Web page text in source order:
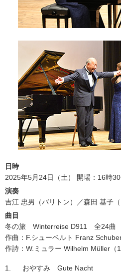
日時
2025年5月24日（土） 開場：16時
演奏
吉江 忠男（バリトン）／森田 基子（
曲目
冬の旅 Winterreise D911 全24曲
作曲：F.シューベルト Franz
作詩：W.ミュラー Wilhelm Müller（
おやすみ Gute Nacht